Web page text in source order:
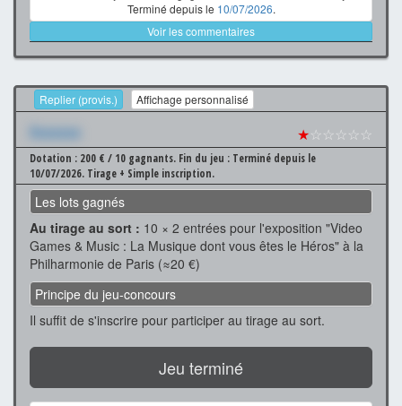
Terminé depuis le 10/07/2026.
Voir les commentaires
Replier (provis.) Affichage personnalisé
Xxxxxxx ★☆☆☆☆☆
Dotation : 200 € / 10 gagnants. Fin du jeu : Terminé depuis le
10/07/2026. Tirage + Simple inscription.
Les lots gagnés
Au tirage au sort : 10 × 2 entrées pour l'exposition "Video
Games & Music : La Musique dont vous êtes le Héros" à la
Philharmonie de Paris (≈20 €)
Principe du jeu-concours
Il suffit de s'inscrire pour participer au tirage au sort.
Jeu terminé